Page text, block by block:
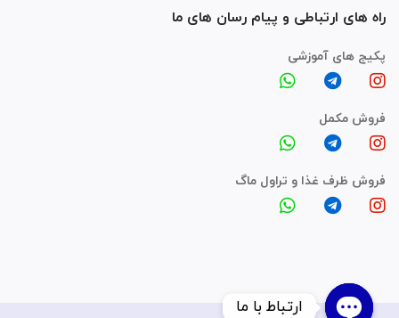
راه های ارتباطی و پیام رسان های ما
پکیج های آموزشی
فروش مکمل
فروش ظرف غذا و تراول ماگ
ارتباط با ما